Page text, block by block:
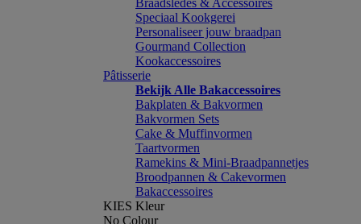
Braadsledes & Accessoires
Speciaal Kookgerei
Personaliseer jouw braadpan
Gourmand Collection
Kookaccessoires
Pâtisserie
Bekijk Alle Bakaccessoires
Bakplaten & Bakvormen
Bakvormen Sets
Cake & Muffinvormen
Taartvormen
Ramekins & Mini-Braadpannetjes
Broodpannen & Cakevormen
Bakaccessoires
KIES Kleur
No Colour